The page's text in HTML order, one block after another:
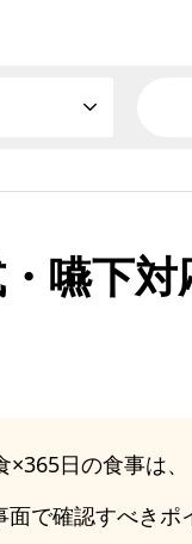
嚥下対
日の食事は、
で確認すべきポ